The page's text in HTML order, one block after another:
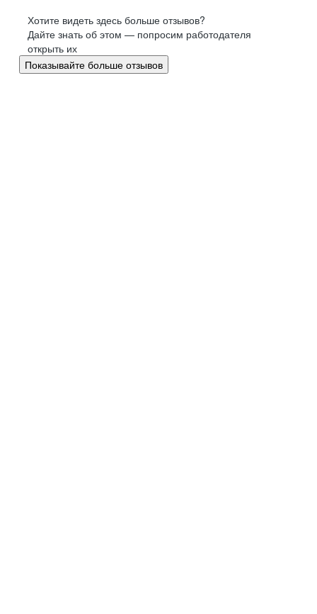
Хотите видеть здесь больше отзывов?
Дайте знать об этом — попросим работодателя
открыть их
Показывайте больше отзывов